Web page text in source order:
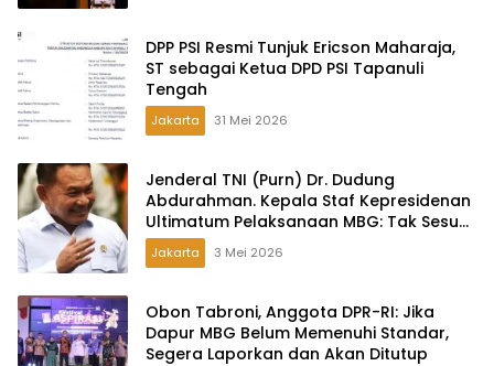
DPP PSI Resmi Tunjuk Ericson Maharaja,
ST sebagai Ketua DPD PSI Tapanuli
Tengah
Jakarta 31 Mei 2026
Jenderal TNI (Purn) Dr. Dudung
Abdurahman. Kepala Staf Kepresidenan
Ultimatum Pelaksanaan MBG: Tak Sesuai
Aturan di Lapangan, Akan Dibabat
Jakarta 3 Mei 2026
Obon Tabroni, Anggota DPR-RI: Jika
Dapur MBG Belum Memenuhi Standar,
Segera Laporkan dan Akan Ditutup